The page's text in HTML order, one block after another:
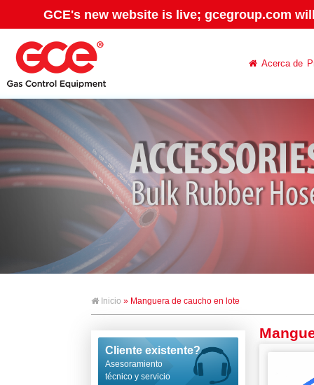
GCE's new website is live; gcegroup.com
Acerca de
Inicio » Manguera de caucho en lote
Cliente existente?
Asesoramiento
técnico y servicio